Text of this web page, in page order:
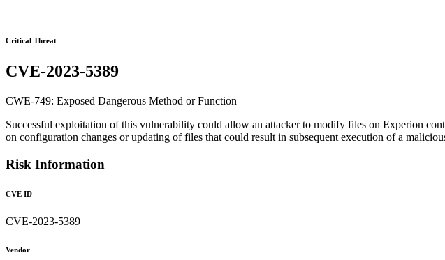
Critical Threat
CVE-2023-5389
CWE-749: Exposed Dangerous Method or Function
Successful exploitation of this vulnerability could allow an attacker to modify files on Experion
on configuration changes or updating of files that could result in subsequent execution of a
Risk Information
CVE ID
CVE-2023-5389
Vendor